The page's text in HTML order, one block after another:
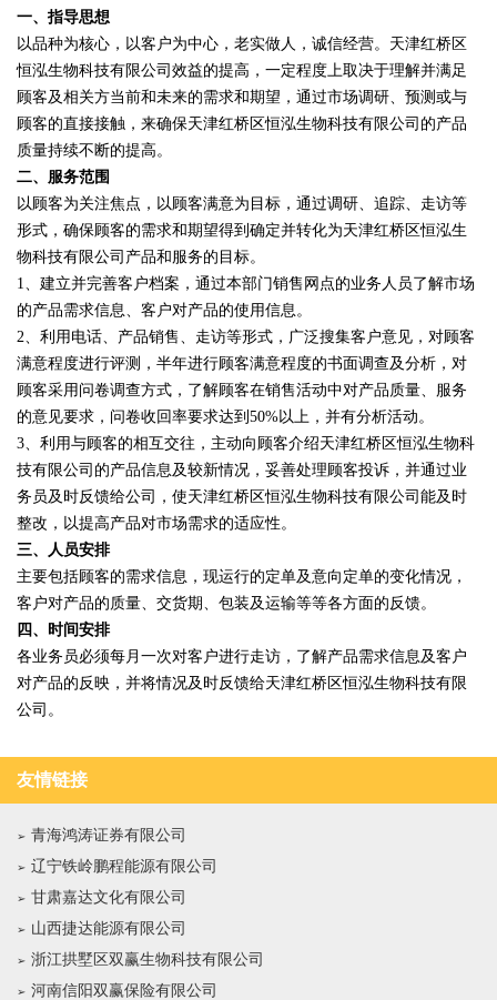
一、指导思想
以品种为核心，以客户为中心，老实做人，诚信经营。天津红桥区
恒泓生物科技有限公司效益的提高，一定程度上取决于理解并满足
顾客及相关方当前和未来的需求和期望，通过市场调研、预测或与
顾客的直接接触，来确保天津红桥区恒泓生物科技有限公司的产品
质量持续不断的提高。
二、服务范围
以顾客为关注焦点，以顾客满意为目标，通过调研、追踪、走访等
形式，确保顾客的需求和期望得到确定并转化为天津红桥区恒泓生
物科技有限公司产品和服务的目标。
1、建立并完善客户档案，通过本部门销售网点的业务人员了解市场
的产品需求信息、客户对产品的使用信息。
2、利用电话、产品销售、走访等形式，广泛搜集客户意见，对顾客
满意程度进行评测，半年进行顾客满意程度的书面调查及分析，对
顾客采用问卷调查方式，了解顾客在销售活动中对产品质量、服务
的意见要求，问卷收回率要求达到50%以上，并有分析活动。
3、利用与顾客的相互交往，主动向顾客介绍天津红桥区恒泓生物科
技有限公司的产品信息及较新情况，妥善处理顾客投诉，并通过业
务员及时反馈给公司，使天津红桥区恒泓生物科技有限公司能及时
整改，以提高产品对市场需求的适应性。
三、人员安排
主要包括顾客的需求信息，现运行的定单及意向定单的变化情况，
客户对产品的质量、交货期、包装及运输等等各方面的反馈。
四、时间安排
各业务员必须每月一次对客户进行走访，了解产品需求信息及客户
对产品的反映，并将情况及时反馈给天津红桥区恒泓生物科技有限
公司。
友情链接
青海鸿涛证券有限公司
辽宁铁岭鹏程能源有限公司
甘肃嘉达文化有限公司
山西捷达能源有限公司
浙江拱墅区双赢生物科技有限公司
河南信阳双赢保险有限公司